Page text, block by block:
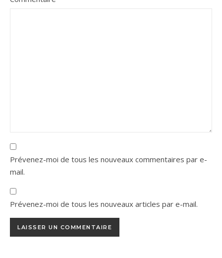
Prévenez-moi de tous les nouveaux commentaires par e-
mail.
Prévenez-moi de tous les nouveaux articles par e-mail.